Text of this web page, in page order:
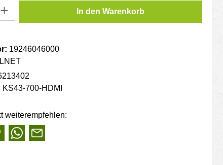
Gib den gewünschten Wert ein oder benutze die Schaltflächen um
In den Warenkorb
19246046000
KS43-700-HDMI
weiterempfehlen: